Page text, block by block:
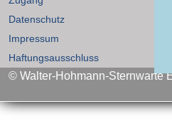
Datenschutz
Impressum
Haftungsausschluss
© Walter-Hohmann-Sternwarte